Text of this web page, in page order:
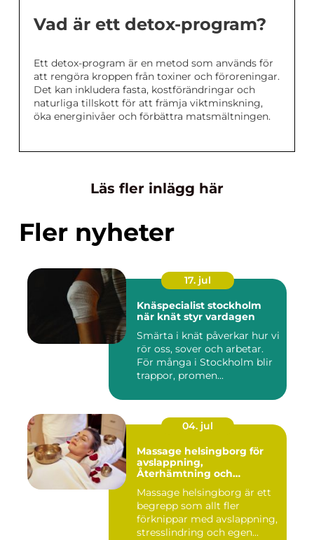
Vad är ett detox-program?
Ett detox-program är en metod som används för
att rengöra kroppen från toxiner och föroreningar.
Det kan inkludera fasta, kostförändringar och
naturliga tillskott för att främja viktminskning,
öka energinivåer och förbättra matsmältningen.
Läs fler inlägg här
Fler nyheter
17. jul
Knäspecialist stockholm
när knät styr vardagen
Smärta i knät påverkar hur vi
rör oss, sover och arbetar.
För många i Stockholm blir
trappor, promen...
04. jul
Massage helsingborg för
avslappning,
Återhämtning och
Massage helsingborg är ett
begrepp som allt fler
förknippar med avslappning,
stresslindring och egen...